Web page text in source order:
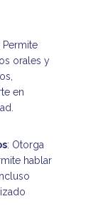
Permite
orales y
en
: Otorga
hablar